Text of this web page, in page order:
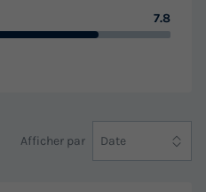
7.8
Afficher par Date